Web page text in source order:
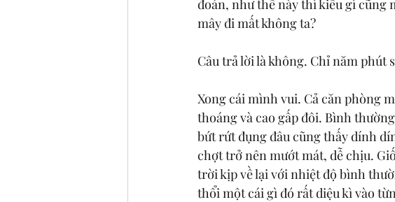
đoán, như thế này thì kiểu gì cũng
mây đi mất không ta?
Câu trả lời là không. Chỉ năm phút
Xong cái mình vui. Cả căn phòng
thoáng và cao gấp đôi. Bình
bứt rứt đụng đâu cũng thấy dính
chợt trở nên mướt mát, dễ chịu.
trời kịp về lại với nhiệt độ bình
thổi một cái gì đó rất diệu kì vào